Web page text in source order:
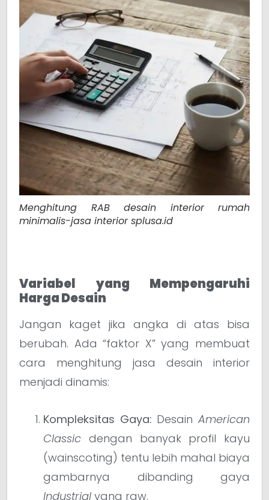
Menghitung RAB desain interior rumah
minimalis-jasa interior splusa.id
Variabel yang Mempengaruhi
Harga Desain
Jangan kaget jika angka di atas bisa
berubah. Ada “faktor X” yang membuat
cara menghitung jasa desain interior
menjadi dinamis:
Kompleksitas Gaya: DesainAmerican
Classic dengan banyak profil kayu
(wainscoting) tentu lebih mahal biaya
gambarnya dibanding gaya
Industrial yang raw.